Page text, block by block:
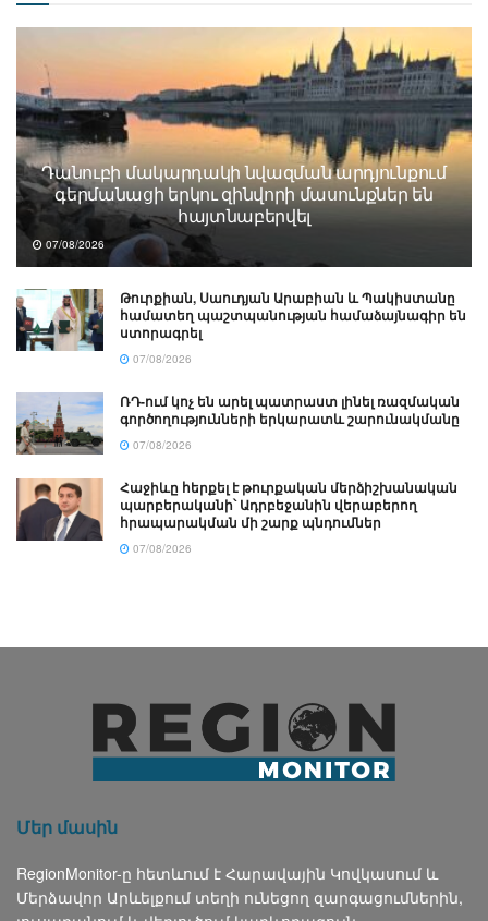
Դանուբի մակարդակի նվազման արդյունքում
գերմանացի երկու զինվորի մասունքներ են
հայտնաբերվել
07/08/2026
Թուրքիան, Սաուդյան Արաբիան և Պակիստանը
համատեղ պաշտպանության համաձայնագիր են
ստորագրել
07/08/2026
ՌԴ-ում կոչ են արել պատրաստ լինել ռազմական
գործողությունների երկարատև շարունակմանը
07/08/2026
Հաջիևը հերքել է թուրքական մերձիշխանական
պարբերականի՝ Ադրբեջանին վերաբերող
հրապարակման մի շարք պնդումներ
07/08/2026
Մեր մասին
RegionMonitor-ը հետևում է Հարավային Կովկասում և
Մերձավոր Արևելքում տեղի ունեցող զարգացումներին,